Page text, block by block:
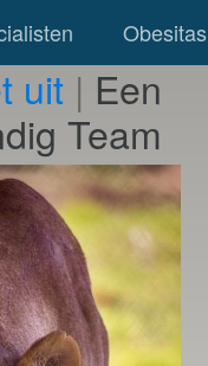
Obesitas
uit w|